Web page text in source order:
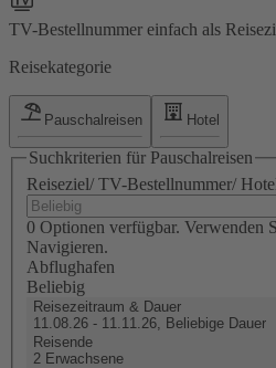
TV-Bestellnummer einfach als
Reisekategorie
Pauschalreisen Hotel
Suchkriterien für Pauschalreisen
Reiseziel/ TV-Bestellnummer/
0 Optionen verfügbar. Verwenden
Navigieren.
Abflughafen
Beliebig
Reisezeitraum & Dauer
11.08.26 - 11.11.26, Beliebige Dauer
Reisende
2 Erwachsene